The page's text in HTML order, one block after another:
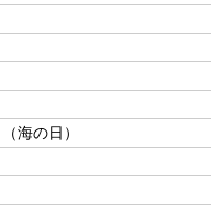
海の日）